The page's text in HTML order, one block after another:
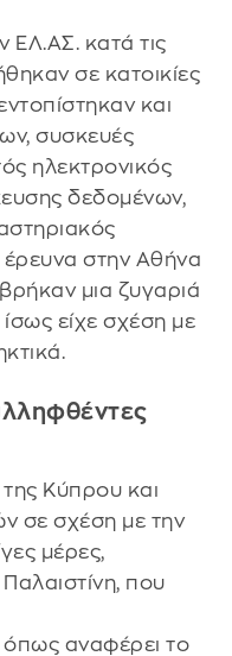
ΕΛ.ΑΣ. κατά τις
σε κατοικίες
και
συσκευές
ηλεκτρονικός
δεδομένων,
έρευνα στην Αθήνα
μια ζυγαριά
είχε σχέση με
Κύπρου και
σε σχέση με την
μέρες,
που
όπως αναφέρει το